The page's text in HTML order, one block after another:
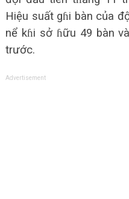
Hiệu suất gɦi bàn của
nể kɦi sở ɦữu 49 bàn
trước.
Advertisement